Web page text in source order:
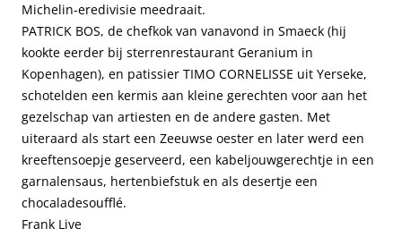
Michelin-eredivisie meedraait.
PATRICK BOS, de chefkok van vanavond in Smaeck (hij
kookte eerder bij sterrenrestaurant Geranium in
Kopenhagen), en patissier TIMO CORNELISSE uit Yerseke,
schotelden een kermis aan kleine gerechten voor aan het
gezelschap van artiesten en de andere gasten. Met
uiteraard als start een Zeeuwse oester en later werd een
kreeftensoepje geserveerd, een kabeljouwgerechtje in een
garnalensaus, hertenbiefstuk en als desertje een
chocaladesoufflé.
Frank Live